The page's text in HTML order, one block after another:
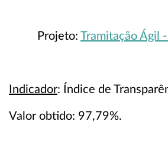
Projeto: Tramitação Ágil
Indicador: Índice de
Valor obtido: 97,79%.